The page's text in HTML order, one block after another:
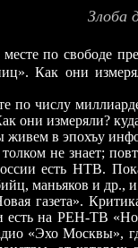
Злоба
по свободе
Как они
по числу
они измеряли?
живем в эпохъу
толком не знает;
есть НТВ.
маньяков и др.,
газета».
есть на РЕН-ТВ
«Эхо Москвы»,